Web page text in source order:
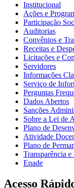
Institucional
Ações e
Participação
Auditorias
Convênios e
Receitas e
Licitações e
Servidores
Informações
Serviço de
Perguntas
Dados Abertos
Sanções
Sobre a Lei de
Plano de
Atividade
Plano de
Transparência e
Enade
Acesso